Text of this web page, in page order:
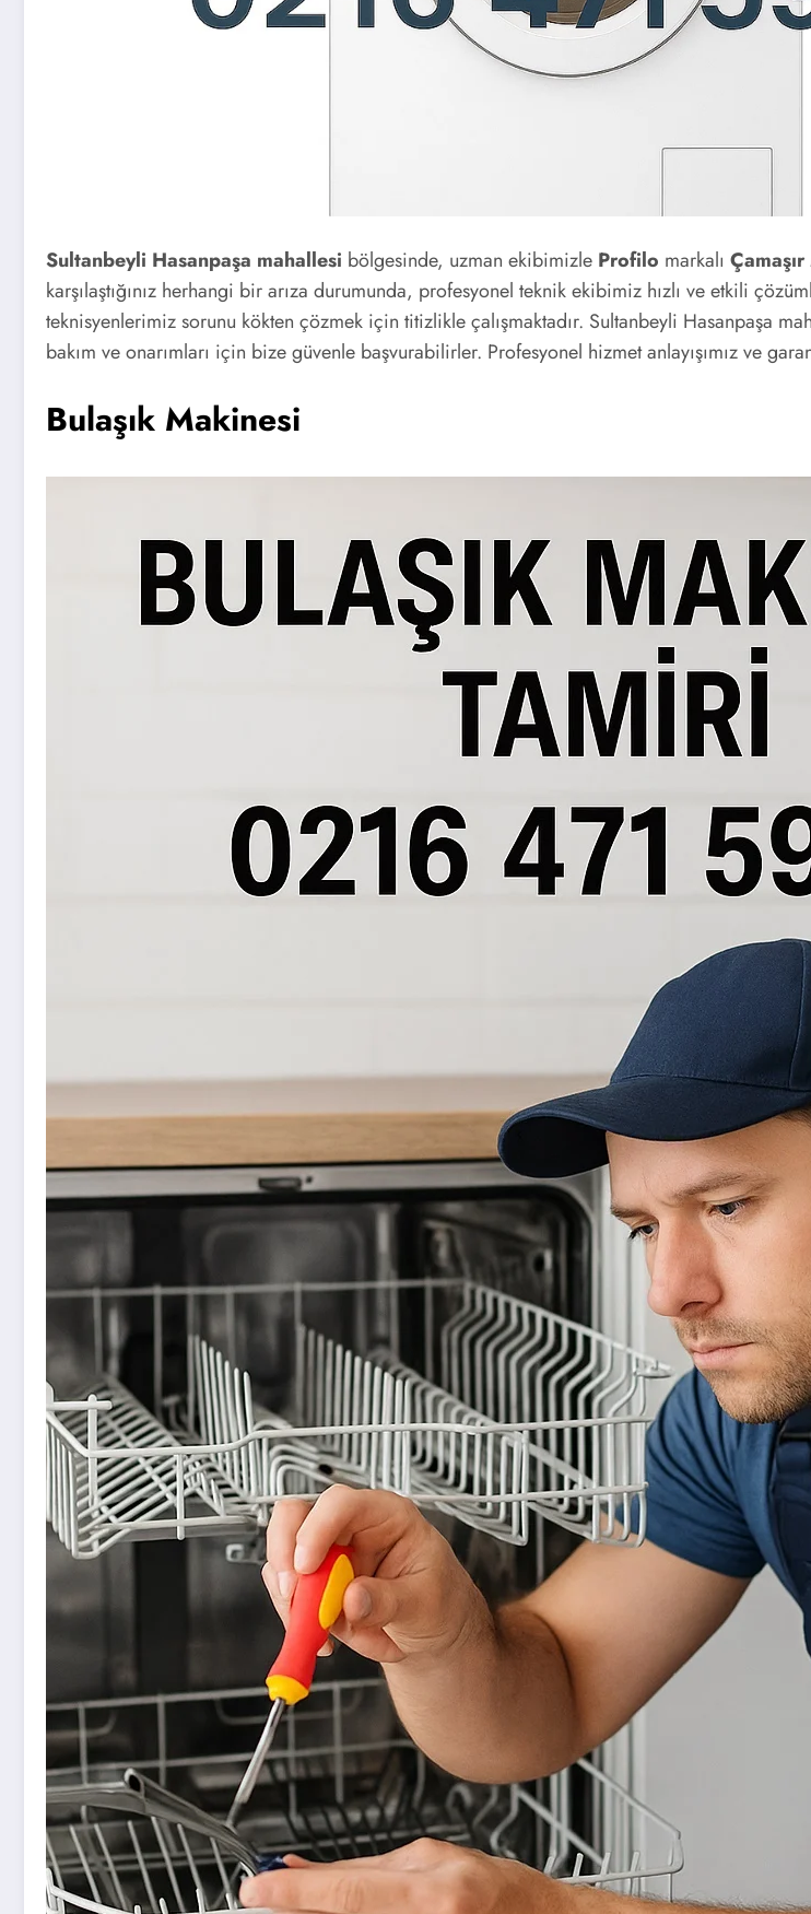
Sultanbeyli Hasanpaşa mahallesi bölgesinde, uzman ekibimizle Profilo markalı
karşılaştığınız herhangi bir arıza durumunda, profesyonel teknik ekibimiz hızlı ve etkili
teknisyenlerimiz sorunu kökten çözmek için titizlikle çalışmaktadır. Sultanbeyli Hasanpaşa
bakım ve onarımları için bize güvenle başvurabilirler. Profesyonel hizmet anlayışımız ve
Bulaşık Makinesi